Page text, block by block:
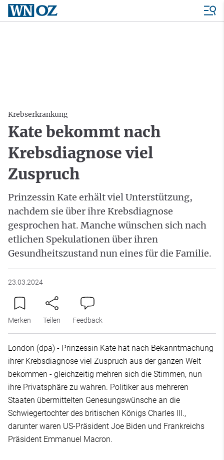
Krebserkrankung
Kate bekommt nach
Krebsdiagnose viel
Zuspruch
Prinzessin Kate erhält viel Unterstützung,
nachdem sie über ihre Krebsdiagnose
gesprochen hat. Manche wünschen sich nach
etlichen Spekulationen über ihren
Gesundheitszustand nun eines für die Familie.
23.03.2024
Merken Teilen Feedback
London (dpa) - Prinzessin Kate hat nach Bekanntmachung
ihrer Krebsdiagnose viel Zuspruch aus der ganzen Welt
bekommen - gleichzeitig mehren sich die Stimmen, nun
ihre Privatsphäre zu wahren. Politiker aus mehreren
Staaten übermittelten Genesungswünsche an die
Schwiegertochter des britischen Königs Charles III.,
darunter waren US-Präsident Joe Biden und Frankreichs
Präsident Emmanuel Macron.